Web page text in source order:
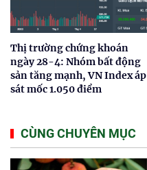
Thị trường chứng khoán
ngày 28-4: Nhóm bất động
sản tăng mạnh, VN Index áp
sát mốc 1.050 điểm
CÙNG CHUYÊN MỤC